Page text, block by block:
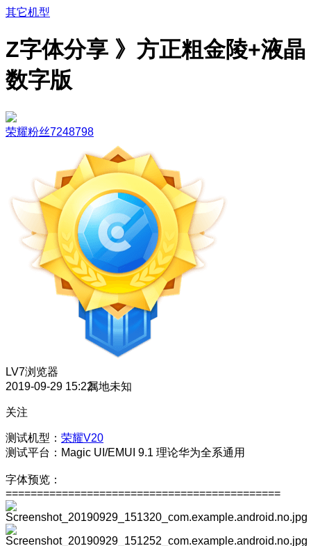
其它机型
Z字体分享 》方正粗金陵+液晶
数字版
荣耀粉丝7248798
LV7浏览器
2019-09-29 15:22属地未知
关注
测试机型： 荣耀V20
测试平台：Magic UI/EMUI 9.1 理论华为全系通用
字体预览：
============================================